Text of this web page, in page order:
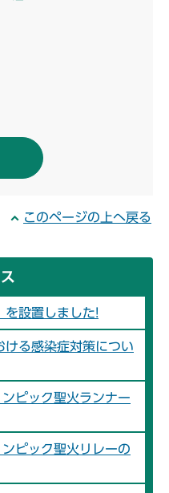
このページの上へ戻る
を設置しました!
ける感染症対策につい
ピック聖火ランナー
ピック聖火リレーの